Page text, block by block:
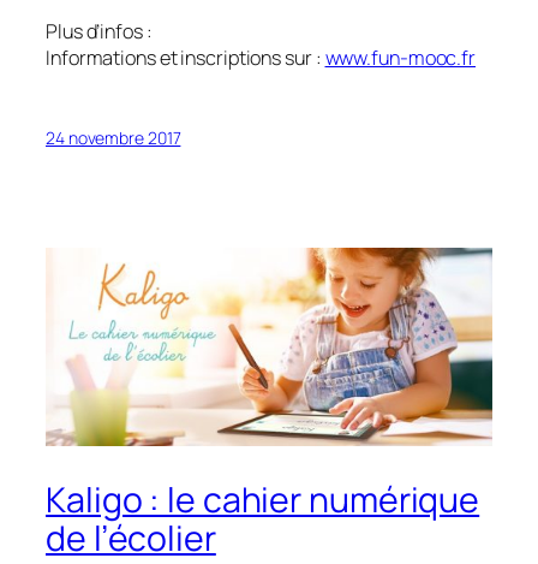
Plus d’infos :
Informations et inscriptions sur : www.fun-mooc.fr
24 novembre 2017
Kaligo : le cahier numérique
de l’écolier